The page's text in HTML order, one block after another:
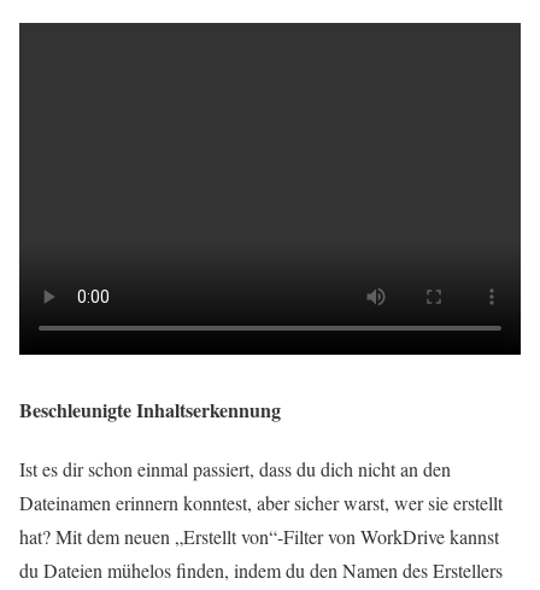
Beschleunigte Inhaltserkennung
Ist es dir schon einmal passiert, dass du dich nicht an den
Dateinamen erinnern konntest, aber sicher warst, wer sie erstellt
hat? Mit dem neuen „Erstellt von“-Filter von WorkDrive kannst
du Dateien mühelos finden, indem du den Namen des Erstellers